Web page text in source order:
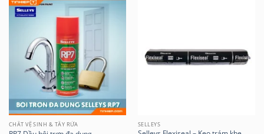
CHẤT VỆ SINH & TẨY RỬA SELLEYS